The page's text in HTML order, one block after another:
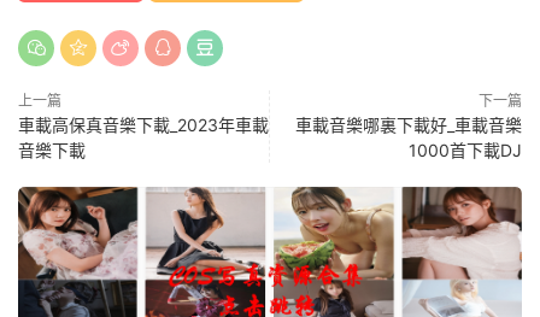
上一篇
車載高保真音樂下載_2023年車載
音樂下載
下一篇
車載音樂哪裏下載好_車載音樂
1000首下載DJ